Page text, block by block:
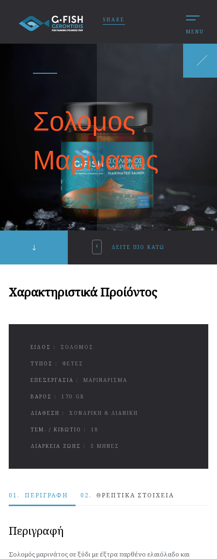
MENU
SHARE
Σολομος
Μαρινατος
ΔΕΙΤΕ ΠΙΟ ΚΑΤΩ
Χαρακτηριστικά Προίόντος
ΕΙΔΟΣ : ΣΟΛΟΜΟΣ
ΤΥΠΟΣ : ΦΕΤΕΣ
ΕΠΕΞΕΡΓΑΣΙΑ : ΜΑΡΙΝΑΡΙΣΜΑ
ΒΑΡΟΣ : 170 GR
ΔΙΑΘΕΣΗ : ΧΟΝΔΡΙΚΗ & ΛΙΑΝΙΚΗ
ΤΕΜ. / ΚΙΒΩΤΙΟ : 18
ΔΙΑΡΚΕΙΑ ΖΩΗΣ : 5 ΜΗΝΕΣ
01. ΠΕΡΙΓΡΑΦΉ 02. ΘΡΕΠΤΙΚΆ ΣΤΟΙΧΕΊΑ
Περιγραφή
Σολομός μαρινάτος σε ξύδι με έξτρα παρθένο ελαιόλαδο και